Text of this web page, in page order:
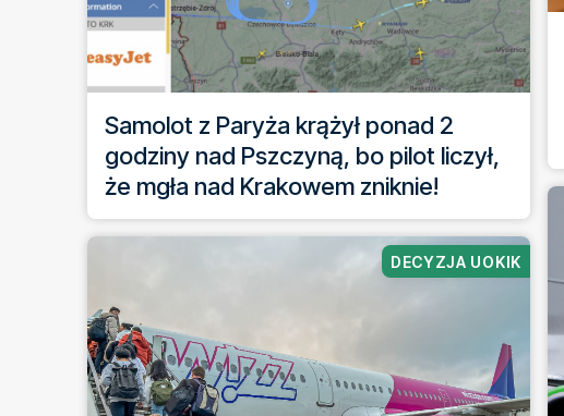
Samolot z Paryża krążył ponad 2
godziny nad Pszczyną, bo pilot liczył,
że mgła nad Krakowem zniknie!
DECYZJA UOKIK